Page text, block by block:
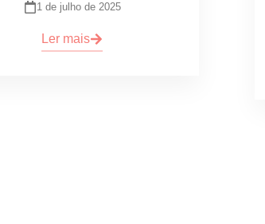
1 de julho de 2025
Ler mais